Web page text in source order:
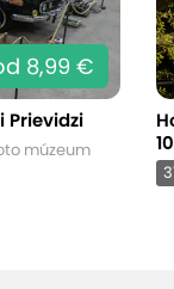
8,99 €
múzeum